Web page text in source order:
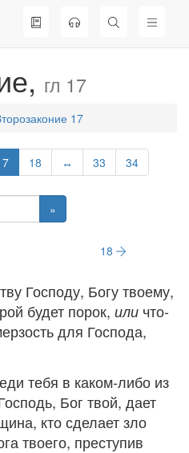
гл 17
17
18 ↔ 33 34
»
18
Господу, Богу твоему,
будет порок, или что‐
для Господа,
тебя в каком‐либо из
Бог твой, дает
кто сделает зло
твоего, преступив